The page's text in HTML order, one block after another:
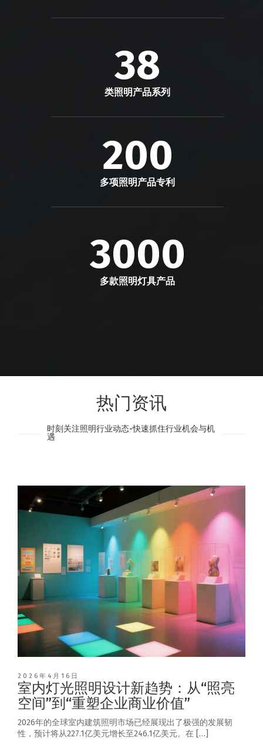
38
类照明产品系列
200
多项照明产品专利
3000
多款照明灯具产品
热门资讯
时刻关注照明行业动态-快速抓住行业机会与机
遇
2026年4月16日
室内灯光照明设计新趋势：从“照亮
空间”到“重塑企业商业价值”
2026年的全球室内建筑照明市场已经展现出了极强的发展韧
性，预计将从227.1亿美元增长至246.1亿美元。在 […]